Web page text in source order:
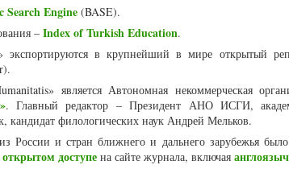
Search Engine (BASE).
– Index of Turkish Education.
экспортируются в крупнейший в мире открытый
является Автономная некоммерческая
. Главный редактор – Президент АНО ИСГИ,
кандидат филологических наук Андрей Мельков.
России и стран ближнего и дальнего зарубежья
доступе на сайте журнала, включая